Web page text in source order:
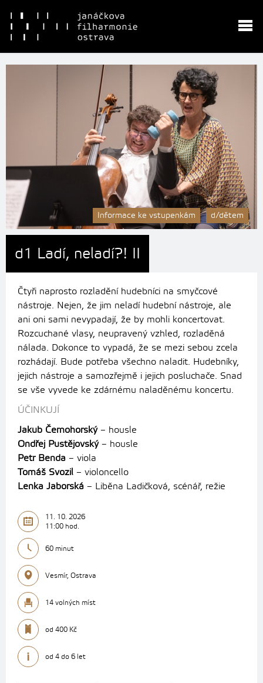
Informace ke vstupenkám d/dětem
d1 Ladí, neladí?! II
Čtyři naprosto rozladění hudebníci na smyčcové
nástroje. Nejen, že jim neladí hudební nástroje, ale
ani oni sami nevypadají, že by mohli koncertovat.
Rozcuchané vlasy, neupravený vzhled, rozladěná
nálada. Dokonce to vypadá, že se mezi sebou zcela
rozhádají. Bude potřeba všechno naladit. Hudebníky,
jejich nástroje a samozřejmě i jejich posluchače. Snad
se vše vyvede ke zdárnému naladěnému koncertu.
ÚČINKUJÍ
Jakub Černohorský– housle
Ondřej Pustějovský– housle
Petr Benda – viola
Tomáš Svozil – violoncello
Lenka Jaborská – Liběna Ladičková, scénář, režie
11. 10. 2026
11:00 hod.
60 minut
Vesmír, Ostrava
14 volných míst
od 400 Kč
od 4 do 6 let